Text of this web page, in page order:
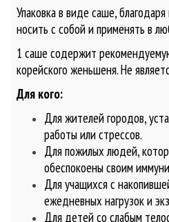
Упаковка в виде саше,
носить с собой и применять в
1 саше содержит
корейского женьшеня. Не
Для кого:
Для жителей городов,
работы или стрессов.
Для пожилых людей,
обеспокоены своим
Для учащихся с
ежедневных нагрузок и
Для детей со слабым